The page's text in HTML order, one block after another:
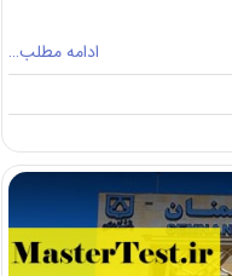
ادامه مطلب…